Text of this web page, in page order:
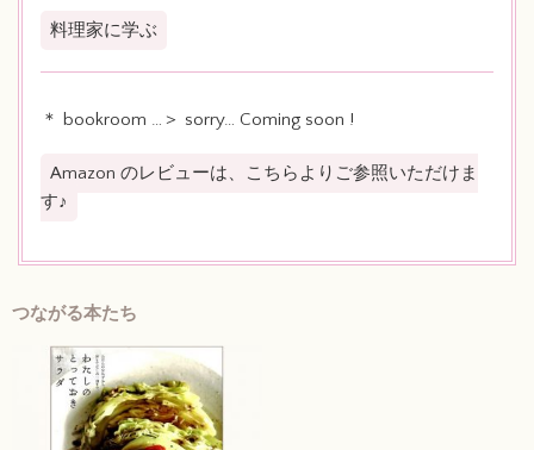
料理家に学ぶ
＊ bookroom …＞ sorry… Coming soon !
Amazon のレビューは、こちらよりご参照いただけま
す♪
つながる本たち